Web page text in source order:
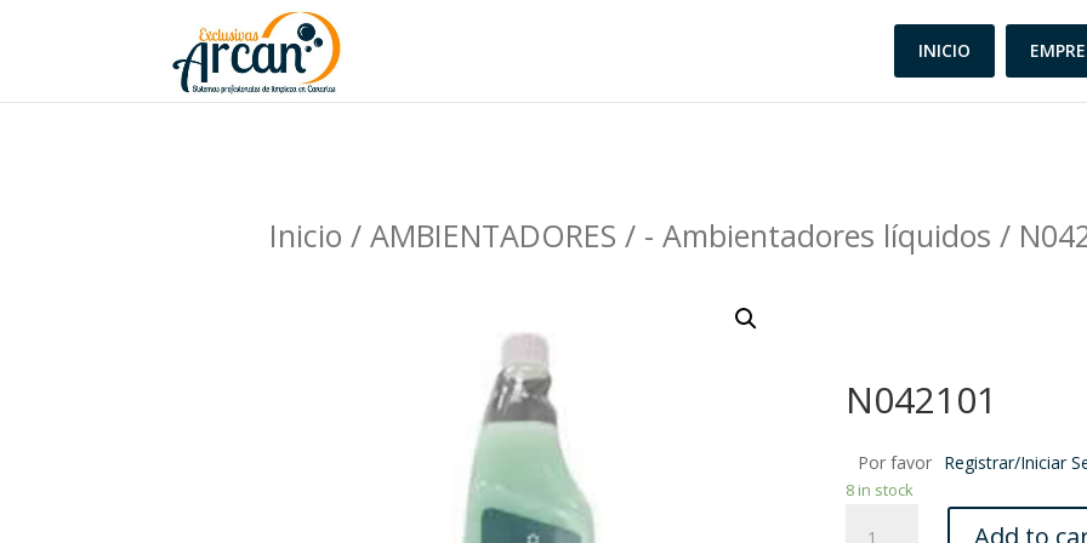
INICIO
Inicio / AMBIENTADORES / - Ambientadores líquidos /
N042101
Por favor Registrar/Iniciar
8 in stock